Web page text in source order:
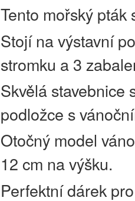
Tento mořský pták
Stojí na výstavní
stromku a 3
Skvělá stavebnice
podložce s
Otočný model
12 cm na výšku.
Perfektní dárek